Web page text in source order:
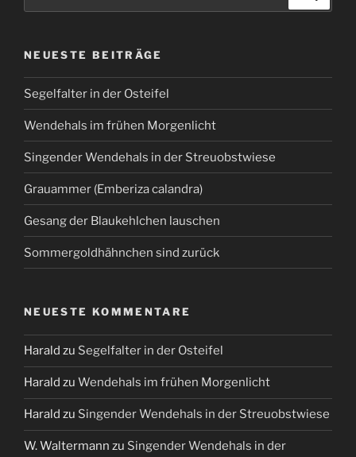
NEUESTE BEITRÄGE
Segelfalter in der Osteifel
Wendehals im frühen Morgenlicht
Singender Wendehals in der Streuobstwiese
Grauammer (Emberiza calandra)
Gesang der Blaukehlchen lauschen
Sommergoldhähnchen sind zurück
NEUESTE KOMMENTARE
Harald zu Segelfalter in der Osteifel
Harald zu Wendehals im frühen Morgenlicht
Harald zu Singender Wendehals in der Streuobstwiese
W. Waltermann zu Singender Wendehals in der